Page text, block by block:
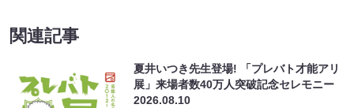
関連記事
夏井いつき先生登場! 「プレバト才能アリ
展」来場者数40万人突破記念セレモニー
2026.08.10